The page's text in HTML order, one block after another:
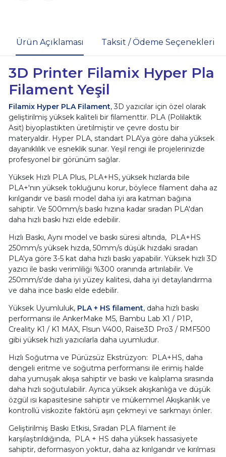
Ürün Açıklaması Taksit / Ödeme Seçenekleri
3D Printer Filamix Hyper Pla
Filament Yeşil
Filamix Hyper PLA Filament, 3D yazıcılar için özel olarak
geliştirilmiş yüksek kaliteli bir filamenttir. PLA (Polilaktik
Asit) biyoplastikten üretilmiştir ve çevre dostu bir
materyaldir. Hyper PLA, standart PLA'ya göre daha yüksek
dayanıklılık ve esneklik sunar. Yeşil rengi ile projelerinizde
profesyonel bir görünüm sağlar.
Yüksek Hızlı PLA Plus, PLA+HS, yüksek hızlarda bile
PLA+'nın yüksek tokluğunu korur, böylece filament daha az
kırılgandır ve basılı model daha iyi ara katman bağına
sahiptir. Ve 500mm/s baskı hızına kadar sıradan PLA'dan
daha hızlı baskı hızı elde edebilir.
Hızlı Baskı,Aynı model ve baskı süresi altında, PLA+HS
250mm/s yüksek hızda, 50mm/s düşük hızdaki sıradan
PLA'ya göre 3-5 kat daha hızlı baskı yapabilir. Yüksek hızlı 3D
yazıcı ile baskı verimliliği %300 oranında artırılabilir. Ve
250mm/s'de daha iyi yüzey kalitesi, daha iyi detaylandırma
ve daha ince baskı elde edebilir.
Yüksek Uyumluluk, PLA + HS filament, daha hızlı baskı
performansı ile AnkerMake M5, Bambu Lab X1 / P1P,
Creality K1 / K1 MAX, Flsun V400, Raise3D Pro3 / RMF500
gibi yüksek hızlı yazıcılarla daha uyumludur.
Hızlı Soğutma ve Pürüzsüz Ekstrüzyon: PLA+HS, daha
dengeli eritme ve soğutma performansı ile erimiş halde
daha yumuşak akışa sahiptir ve baskı ve kalıplama sırasında
daha hızlı soğutulabilir. Ayrıca yüksek akışkanlığa ve düşük
özgül ısı kapasitesine sahiptir ve mükemmel Akışkanlık ve
kontrollü viskozite faktörü aşırı çekmeyi ve sarkmayı önler.
Geliştirilmiş Baskı Etkisi, Sıradan PLA filament ile
karşılaştırıldığında, PLA + HS daha yüksek hassasiyete
sahiptir, deformasyon yoktur, daha az kırılgandır ve kırılması